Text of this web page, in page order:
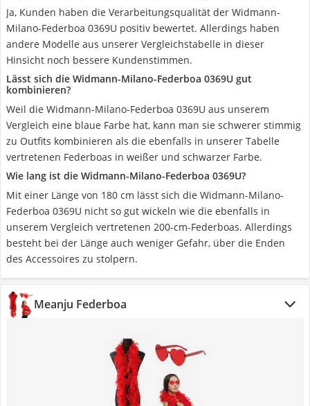
Ja, Kunden haben die Verarbeitungsqualität der Widmann-
Milano-Federboa 0369U positiv bewertet. Allerdings haben
andere Modelle aus unserer Vergleichstabelle in dieser
Hinsicht noch bessere Kundenstimmen.
Lässt sich die Widmann-Milano-Federboa 0369U gut
kombinieren?
Weil die Widmann-Milano-Federboa 0369U aus unserem
Vergleich eine blaue Farbe hat, kann man sie schwerer stimmig
zu Outfits kombinieren als die ebenfalls in unserer Tabelle
vertretenen Federboas in weißer und schwarzer Farbe.
Wie lang ist die Widmann-Milano-Federboa 0369U?
Mit einer Länge von 180 cm lässt sich die Widmann-Milano-
Federboa 0369U nicht so gut wickeln wie die ebenfalls in
unserem Vergleich vertretenen 200-cm-Federboas. Allerdings
besteht bei der Länge auch weniger Gefahr, über die Enden
des Accessoires zu stolpern.
Meanju Federboa